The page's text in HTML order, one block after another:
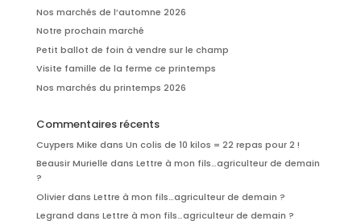
Nos marchés de l’automne 2026
Notre prochain marché
Petit ballot de foin à vendre sur le champ
Visite famille de la ferme ce printemps
Nos marchés du printemps 2026
Commentaires récents
Cuypers Mike dans Un colis de 10 kilos = 22 repas pour 2 !
Beausir Murielle dans Lettre à mon fils…agriculteur de demain
?
Olivierdans Lettre à mon fils…agriculteur de demain ?
Legrand dans Lettre à mon fils…agriculteur de demain ?